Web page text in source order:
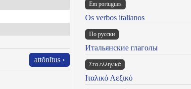
attŏnĭtus ›
Em portugues
Os verbos italianos
По русски
Итальянские глаголы
Στα ελληνικά
Ιταλικό Λεξικό